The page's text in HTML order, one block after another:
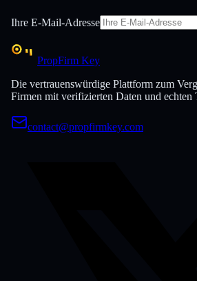
Ihre E-Mail-Adresse
PropFirm Key
Die vertrauenswürdige Plattform zum
Firmen mit verifizierten Daten und echten
contact@propfirmkey.com